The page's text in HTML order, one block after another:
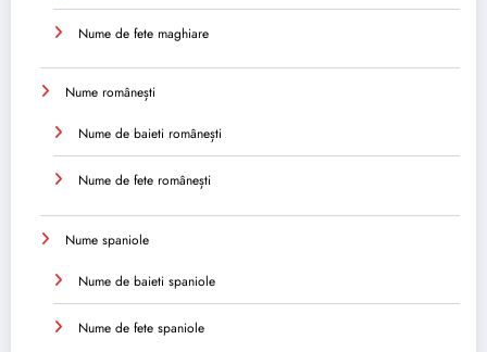
Nume de fete maghiare
Nume românești
Nume de baieti românești
Nume de fete românești
Nume spaniole
Nume de baieti spaniole
Nume de fete spaniole